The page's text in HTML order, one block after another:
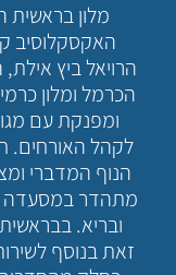
מלון בראשית
האקסקלוסיב
הרויאל ביץ
הכרמל ומלון
ומפנקת עם
לקהל האורחים.
הנוף המדברי
מתהדר במסעדה
ובריא.
זאת בנוסף